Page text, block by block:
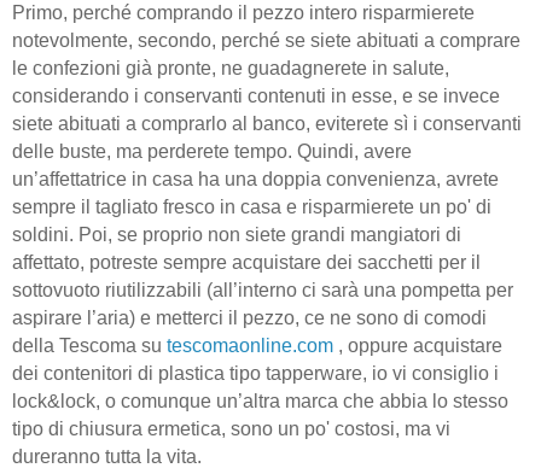
Primo, perché comprando il pezzo intero risparmierete
notevolmente, secondo, perché se siete abituati a comprare
le confezioni già pronte, ne guadagnerete in salute,
considerando i conservanti contenuti in esse, e se invece
siete abituati a comprarlo al banco, eviterete sì i conservanti
delle buste, ma perderete tempo. Quindi, avere
un’affettatrice in casa ha una doppia convenienza, avrete
sempre il tagliato fresco in casa e risparmierete un po' di
soldini. Poi, se proprio non siete grandi mangiatori di
affettato, potreste sempre acquistare dei sacchetti per il
sottovuoto riutilizzabili (all’interno ci sarà una pompetta per
aspirare l’aria) e metterci il pezzo, ce ne sono di comodi
della Tescoma su tescomaonline.com , oppure acquistare
dei contenitori di plastica tipo tapperware, io vi consiglio i
lock&lock, o comunque un’altra marca che abbia lo stesso
tipo di chiusura ermetica, sono un po' costosi, ma vi
dureranno tutta la vita.